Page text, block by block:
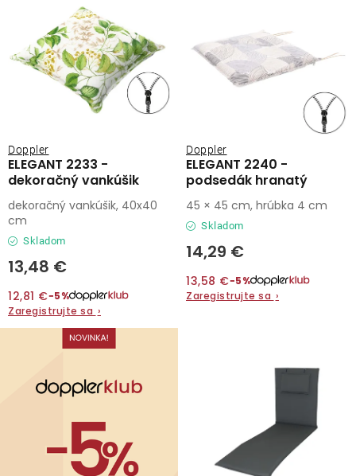
d
o
v
k
t
o
v
ELEGANT 2233 -
dekoračný vankúšik
Doppler
Skladom
13,48 €
12,81 €−5%
Zaregistrujte sa ›
dekoračný vankúšik, 40x40
cm
ELEGANT 2240 -
podsedák hranatý
Doppler
Skladom
14,29 €
13,58 €−5%
Zaregistrujte sa ›
45 × 45 cm, hrúbka 4 cm